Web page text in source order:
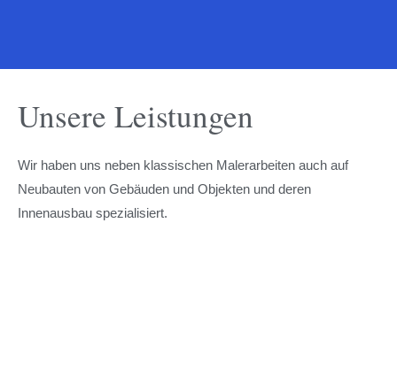
Unsere Leistungen
Wir haben uns neben klassischen Malerarbeiten auch auf
Neubauten von Gebäuden und Objekten und deren
Innenausbau spezialisiert.